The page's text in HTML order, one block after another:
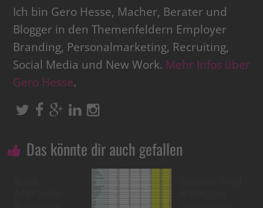
Ich bin Gero Hesse, Macher, Berater und
Blogger in den Themenfeldern Employer
Branding, Personalmarketing, Recruiting,
Social Media und New Work. Mehr Infos über
Gero Hesse.
Das könnte dir auch gefallen